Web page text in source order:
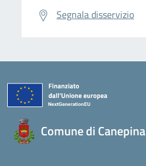
Segnala disservizio
Comune di Canepina